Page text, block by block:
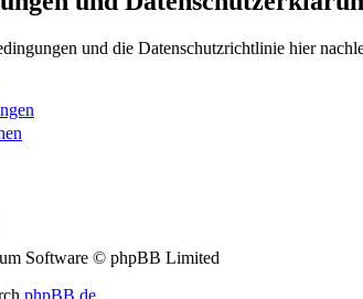
und die Datenschutzrichtlinie hier
Software © phpBB Limited
phpBB.de